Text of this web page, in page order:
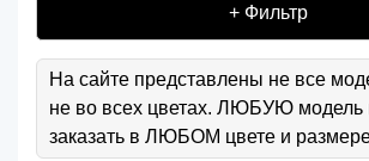
+ Фильтр
На сайте представлены не все
не во всех цветах. ЛЮБУЮ
заказать в ЛЮБОМ цвете и